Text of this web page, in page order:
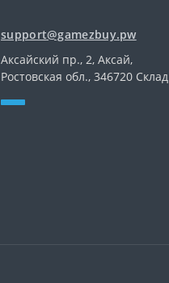
support@gamezbuy.pw
Аксайский пр., 2, Аксай,
Ростовская обл., 346720 Склад